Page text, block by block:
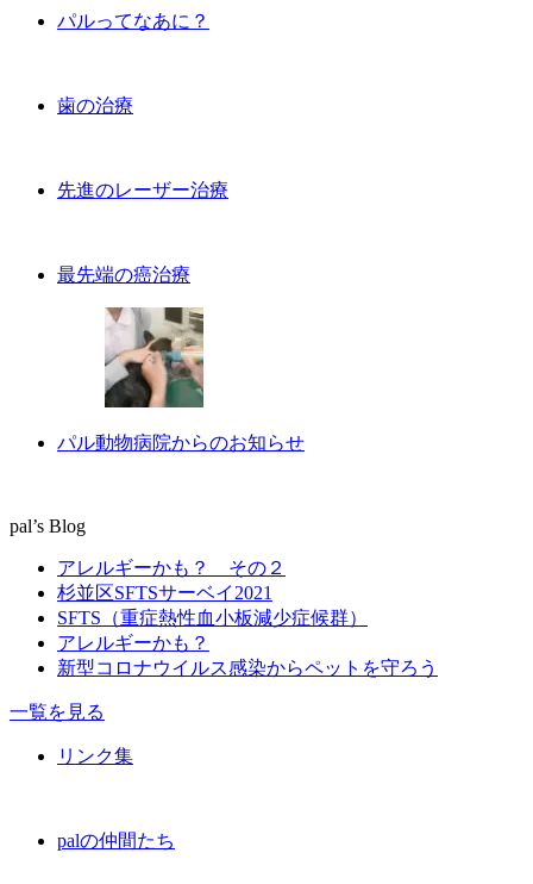
パルってなあに？
歯の治療
先進のレーザー治療
最先端の癌治療
パル動物病院からのお知らせ
pal’s Blog
アレルギーかも？ その２
杉並区SFTSサーベイ2021
SFTS（重症熱性血小板減少症候群）
アレルギーかも？
新型コロナウイルス感染からペットを守ろう
一覧を見る
リンク集
palの仲間たち